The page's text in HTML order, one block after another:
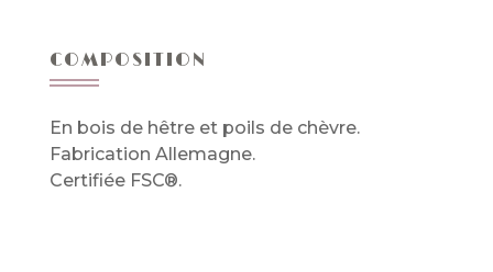
COMPOSITION
En bois de hêtre et poils de chèvre.
Fabrication Allemagne.
Certifiée FSC®.